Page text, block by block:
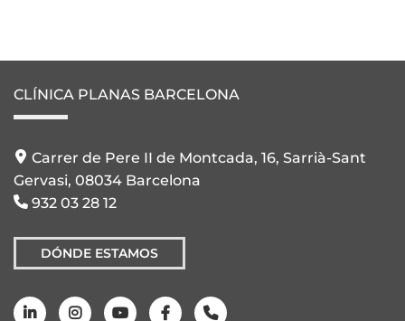
CLÍNICA PLANAS BARCELONA
Carrer de Pere II de Montcada, 16, Sarrià-Sant
Gervasi, 08034 Barcelona
932 03 28 12
DÓNDE ESTAMOS